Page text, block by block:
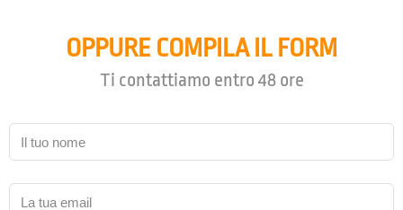
OPPURE COMPILA IL FORM
Ti contattiamo entro 48 ore